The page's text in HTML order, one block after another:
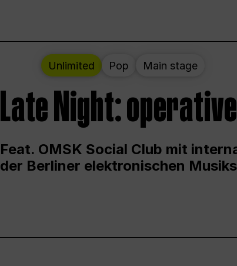
Unlimited Pop Main stage
Late Night:
Feat. OMSK Social Club mit
der Berliner elektronischen